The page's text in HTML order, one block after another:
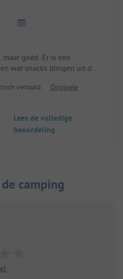
goed. Er is een
wat snacks (dingen uit de
vol is, kan het zijn
en douches zijn. De
paar seizoenskampeerders
Alles is eenvoudig,
vertaald.
Originele
Lees de volledige
beoordeling
camping